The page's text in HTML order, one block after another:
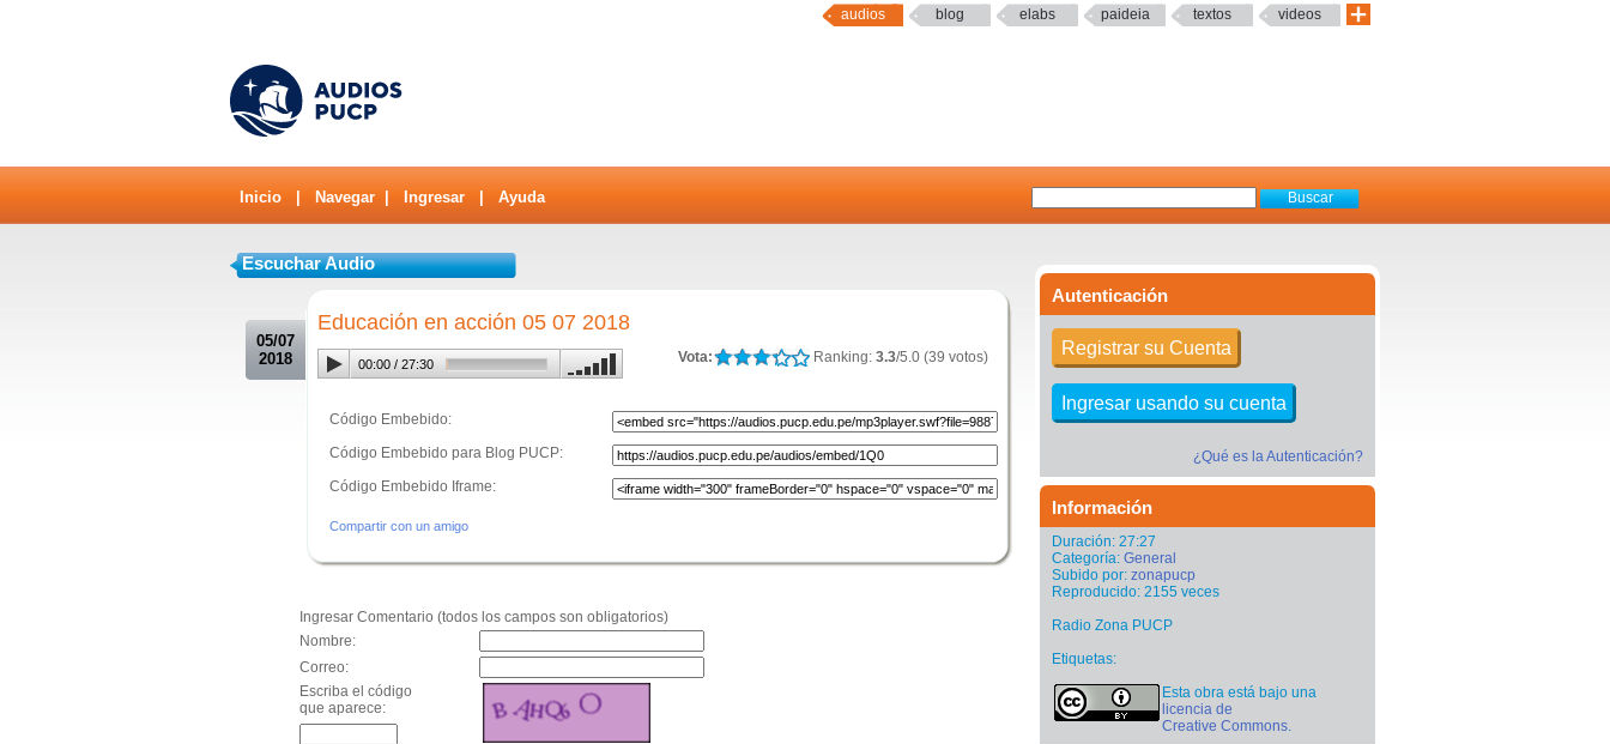
audios blog elabs paideia textos videos
Inicio Navegar Ingresar Ayuda
Autenticación
Registrar su Cuenta
Ingresar usando su cuenta
¿Qué es la Autenticación?
Información
Duración: 27:27
Categoría: General
Subido por: zonapucp
Reproducido: 2155 veces
Radio Zona PUCP
Etiquetas:
Esta obra está bajo una
licencia de
Creative Commons.
Escuchar Audio
05/07
2018
Educación en acción 05 07 2018
Vota: Ranking: 3.3/5.0 (39 votos)
00:00 / 27:30
Código Embebido:
Código Embebido para Blog PUCP:
Código Embebido Iframe:
Compartir con un amigo
Ingresar Comentario (todos los campos son obligatorios)
Nombre:
Correo:
Escriba el código
que aparece: